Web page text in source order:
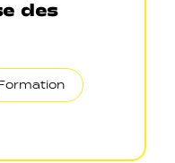
des